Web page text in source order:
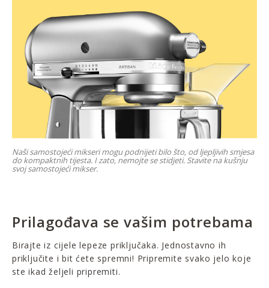
Naši samostojeći mikseri mogu podnijeti bilo što, od ljepljivih smjesa
do kompaktnih tijesta. I zato, nemojte se stidjeti. Stavite na kušnju
svoj samostojeći mikser.
Prilagođava se vašim potrebama
Birajte iz cijele lepeze priključaka. Jednostavno ih
priključite i bit ćete spremni! Pripremite svako jelo koje
ste ikad željeli pripremiti.